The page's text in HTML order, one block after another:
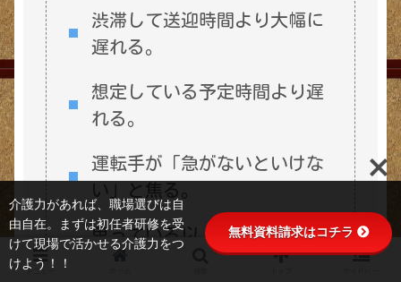
渋滞して送迎時間より大幅に
遅れる。
想定している予定時間より遅
れる。
運転手が「急がないといけな
い」と焦る。
思っている以上に車が進まな
メニュー
介護力があれば、職場選びは自
由自在。まずは初任者研修を受
けて現場で活かせる介護力をつ
けよう！！
無料資料請求はコチラ